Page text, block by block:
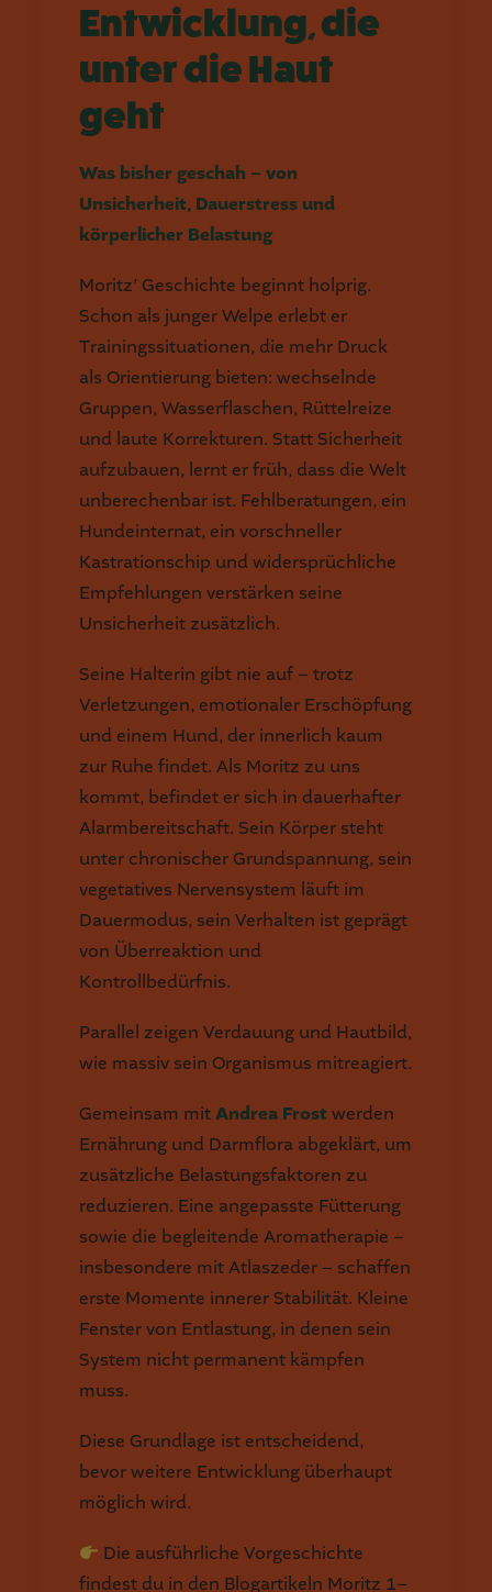
Entwicklung, die
unter die Haut
geht
Was bisher geschah – von
Unsicherheit, Dauerstress und
körperlicher Belastung
Moritz’ Geschichte beginnt holprig.
Schon als junger Welpe erlebt er
Trainingssituationen, die mehr Druck
als Orientierung bieten: wechselnde
Gruppen, Wasserflaschen, Rüttelreize
und laute Korrekturen. Statt Sicherheit
aufzubauen, lernt er früh, dass die Welt
unberechenbar ist. Fehlberatungen, ein
Hundeinternat, ein vorschneller
Kastrationschip und widersprüchliche
Empfehlungen verstärken seine
Unsicherheit zusätzlich.
Seine Halterin gibt nie auf – trotz
Verletzungen, emotionaler Erschöpfung
und einem Hund, der innerlich kaum
zur Ruhe findet. Als Moritz zu uns
kommt, befindet er sich in dauerhafter
Alarmbereitschaft. Sein Körper steht
unter chronischer Grundspannung, sein
vegetatives Nervensystem läuft im
Dauermodus, sein Verhalten ist geprägt
von Überreaktion und
Kontrollbedürfnis.
Parallel zeigen Verdauung und Hautbild,
wie massiv sein Organismus mitreagiert.
Gemeinsam mitAndrea Frostwerden
Ernährung und Darmflora abgeklärt, um
zusätzliche Belastungsfaktoren zu
reduzieren. Eine angepasste Fütterung
sowie die begleitende Aromatherapie –
insbesondere mit Atlaszeder – schaffen
erste Momente innerer Stabilität. Kleine
Fenster von Entlastung, in denen sein
System nicht permanent kämpfen
muss.
Diese Grundlage ist entscheidend,
bevor weitere Entwicklung überhaupt
möglich wird.
Die ausführliche Vorgeschichte
findest du in den Blogartikeln Moritz 1–